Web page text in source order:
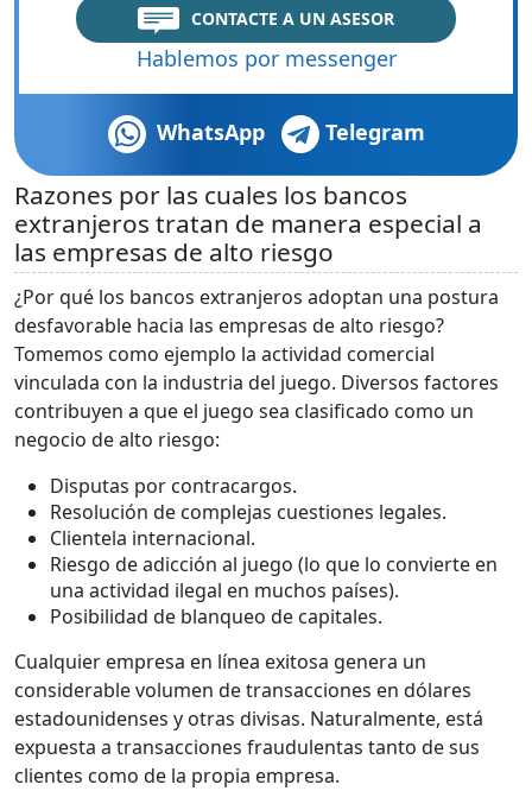
CONTACTE A UN ASESOR
Hablemos por messenger
WhatsApp Telegram
Razones por las cuales los bancos
extranjeros tratan de manera especial a
las empresas de alto riesgo
¿Por qué los bancos extranjeros adoptan una postura
desfavorable hacia las empresas de alto riesgo?
Tomemos como ejemplo la actividad comercial
vinculada con la industria del juego. Diversos factores
contribuyen a que el juego sea clasificado como un
negocio de alto riesgo:
Disputas por contracargos.
Resolución de complejas cuestiones legales.
Clientela internacional.
Riesgo de adicción al juego (lo que lo convierte en
una actividad ilegal en muchos países).
Posibilidad de blanqueo de capitales.
Cualquier empresa en línea exitosa genera un
considerable volumen de transacciones en dólares
estadounidenses y otras divisas. Naturalmente, está
expuesta a transacciones fraudulentas tanto de sus
clientes como de la propia empresa.